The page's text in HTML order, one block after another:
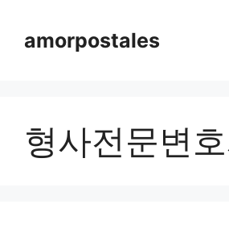
amorpostales
형사전문변